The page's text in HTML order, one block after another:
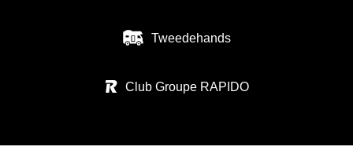
Tweedehands
Club Groupe RAPIDO